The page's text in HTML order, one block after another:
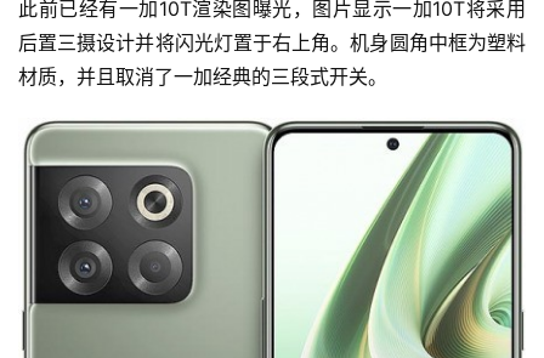
此前已经有一加10T渲染图曝光，图片显示一加10T将采用
后置三摄设计并将闪光灯置于右上角。机身圆角中框为塑料
材质，并且取消了一加经典的三段式开关。